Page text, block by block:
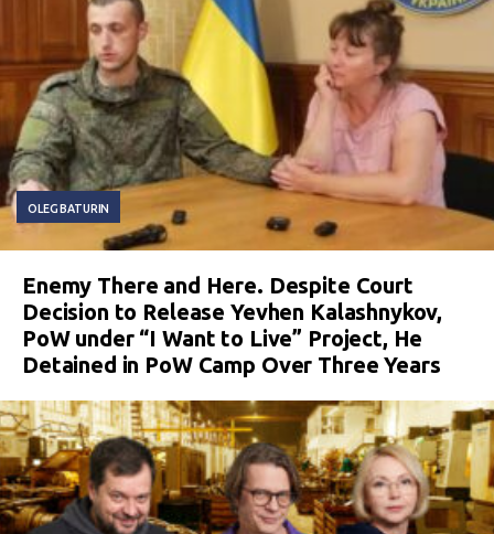
OLEG BATURIN
Enemy There and Here. Despite Court
Decision to Release Yevhen Kalashnykov,
PoW under “I Want to Live” Project, He
Detained in PoW Camp Over Three Years